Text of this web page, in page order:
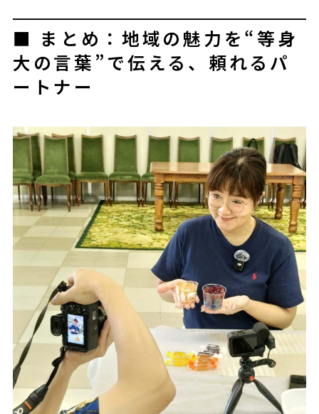
■ まとめ：地域の魅力を“等身
大の言葉”で伝える、頼れるパ
ートナー